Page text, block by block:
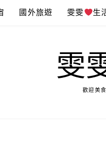
國外旅遊 雯雯 生
雯
歡迎美